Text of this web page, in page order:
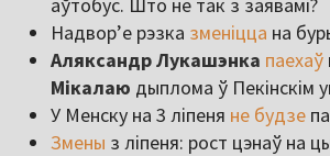
Надвор’е рэзка зменіцца на
АляксандрЛукашэнка паехаў
Мікалаю дыплома ў Пекінскім
У Менску на 3 ліпеня не будзе
Змены з ліпеня: рост цэнаў на